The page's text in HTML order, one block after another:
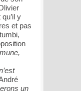
y
et pas
un